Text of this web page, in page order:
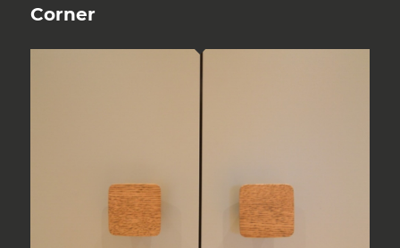
Corner